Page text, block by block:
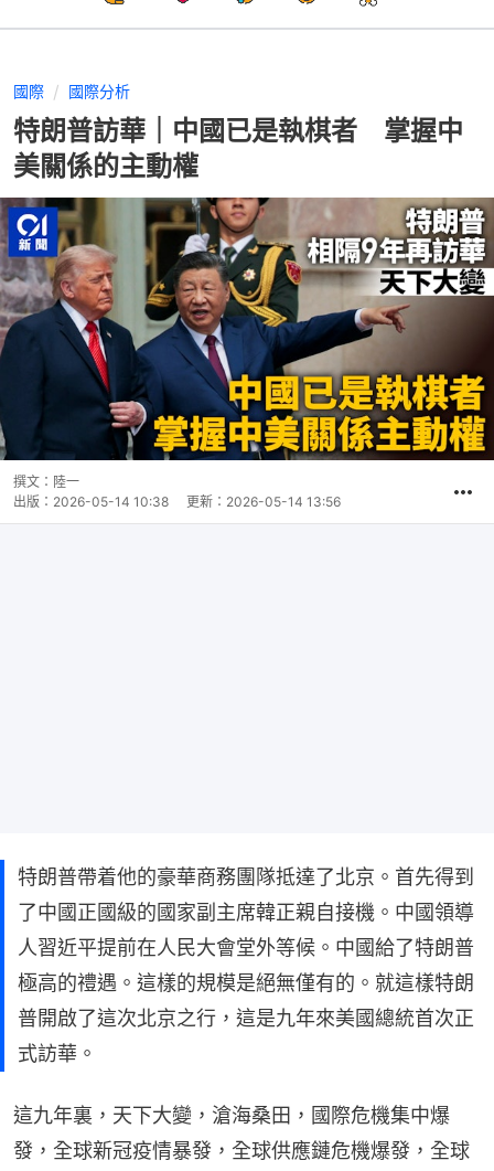
國際 國際分析
特朗普訪華｜中國已是執棋者 掌握中
美關係的主動權
撰文： 陸一
出版： 2026-05-14 10:38 更新： 2026-05-14 13:56
特朗普帶着他的豪華商務團隊抵達了北京。首先得到
了中國正國級的國家副主席韓正親自接機。中國領導
人習近平提前在人民大會堂外等候。中國給了特朗普
極高的禮遇。這樣的規模是絕無僅有的。就這樣特朗
普開啟了這次北京之行，這是九年來美國總統首次正
式訪華。
這九年裏，天下大變，滄海桑田，國際危機集中爆
發，全球新冠疫情暴發，全球供應鏈危機爆發，全球